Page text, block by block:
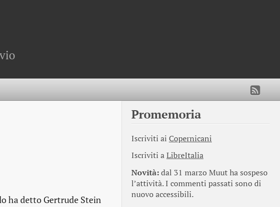
ha detto Gertrude Stein
Promemoria
Iscriviti ai Copernicani
Iscriviti aLibreItalia
Novità:dal 31 marzo Muut ha sospeso
l’attività. I commenti passati sono di
nuovo accessibili.